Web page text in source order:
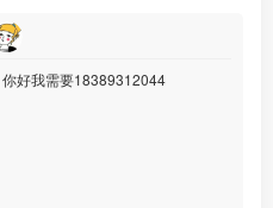
你好我需要18389312044